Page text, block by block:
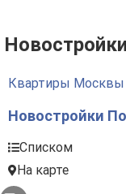
Квартиры Москвы
Новостройки
Списком
На карте